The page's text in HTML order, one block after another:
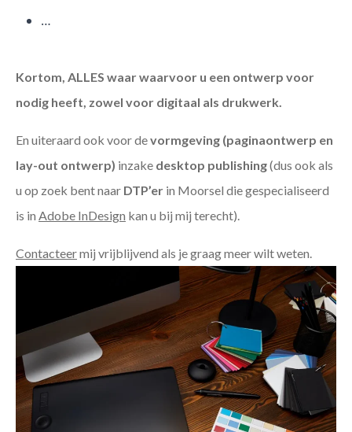
…
Kortom, ALLES waar waarvoor u een ontwerp voor
nodig heeft, zowel voor digitaal als drukwerk.
En uiteraard ook voor devormgeving (paginaontwerp en
lay-out ontwerp) inzake desktop publishing(dus ook als
u op zoek bent naar DTP’er in Moorsel die gespecialiseerd
is in Adobe InDesign kan u bij mij terecht).
Contacteermij vrijblijvend als je graag meer wilt weten.